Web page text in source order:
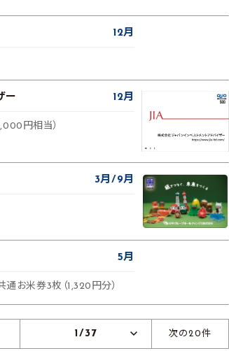
12月
ー 12月
円相当）
3月 9月
5月
お米券3枚（1,320円分）
1/37 次の20件